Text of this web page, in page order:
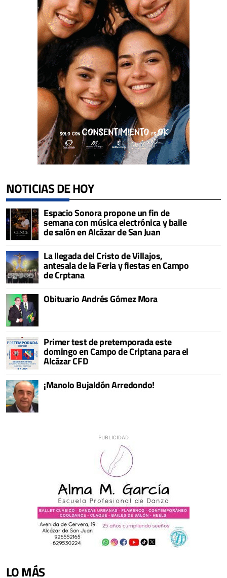
NOTICIAS DE HOY
Espacio Sonora propone un fin de
semana con música electrónica y baile
de salón en Alcázar de San Juan
La llegada del Cristo de Villajos,
antesala de la Feria y fiestas en Campo
de Crptana
Obituario Andrés Gómez Mora
Primer test de pretemporada este
domingo en Campo de Criptana para el
Alcázar CFD
¡Manolo Bujaldón Arredondo!
LO MÁS